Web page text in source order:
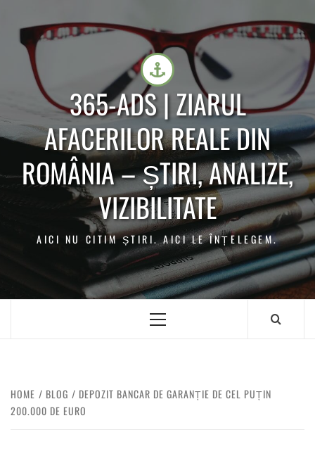
365-ADS | ZIARUL
AFACERILOR REALE DIN
ROMÂNIA – ȘTIRI, ANALIZE,
VIZIBILITATE
AICI NU CITIM ȘTIRI. AICI LE ÎNȚELEGEM.
HOME BLOG
DEPOZIT BANCAR DE GARANȚIE DE CEL PUȚIN
200.000 DE EURO